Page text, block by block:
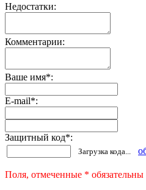
Недостатки:
Комментарии:
Ваше имя*:
E-mail*:
Защитный код*:
Загрузка кода...
Поля, отмеченные *